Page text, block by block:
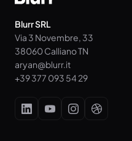
Blurr SRL
Via 3 Novembre, 33
38060 Calliano TN
aryan@blurr.it
+39 377 093 54 29